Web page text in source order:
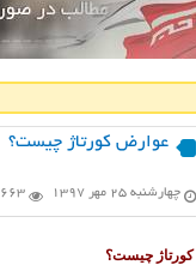
عوارض کورتاژ چیست؟
چهارشنبه ۲۵ مهر ۱۳۹۷ 663 بازدید
کورتاژ چیست؟